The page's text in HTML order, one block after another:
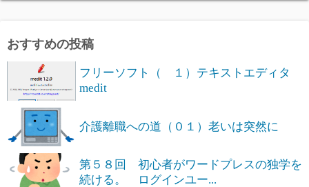
おすすめの投稿
フリーソフト（ １）テキストエディタ
medit
介護離職への道（０１）老いは突然に
第５８回 初心者がワードプレスの独学を
続ける。 ログインユー...